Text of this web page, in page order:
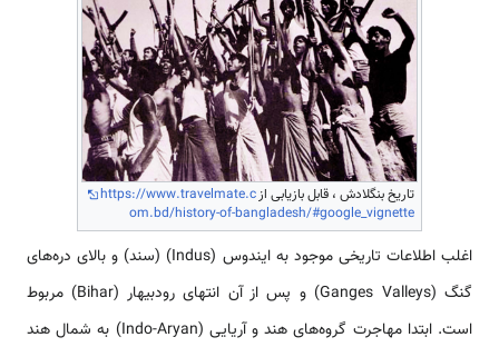
تاریخ بنگلادش ، قابل بازیابی ازhttps://www.travelmate.c
om.bd/history-of-bangladesh/#google_vignette
اغلب اطلاعات تاریخی موجود به ایندوس (Indus) (سند) و بالای دره‌های
گنگ (Ganges Valleys) و پس از آن انتهای رودبیهار (Bihar) مربوط
است. ابتدا مهاجرت گروه‌های هند و آریایی (Indo-Aryan) به شمال هند